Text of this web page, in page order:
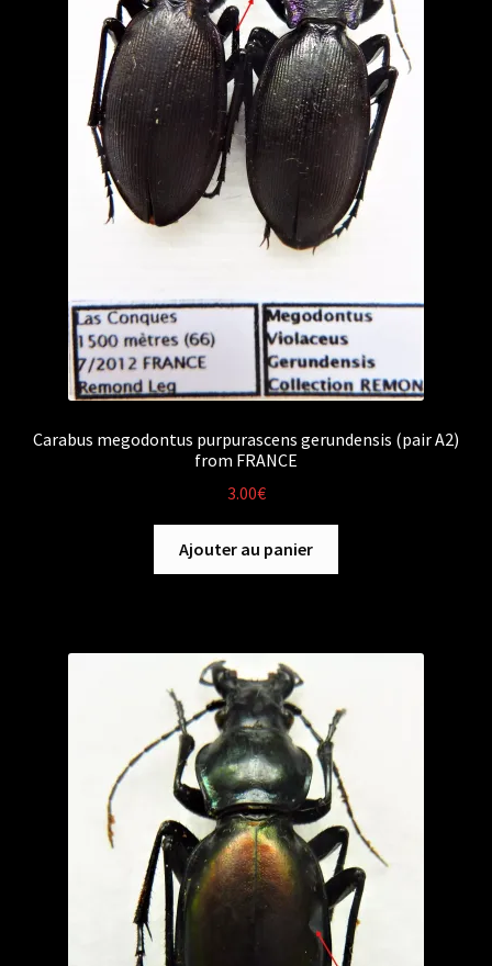
Carabus megodontus purpurascens gerundensis (pair A2)
from FRANCE
3.00€
Ajouter au panier